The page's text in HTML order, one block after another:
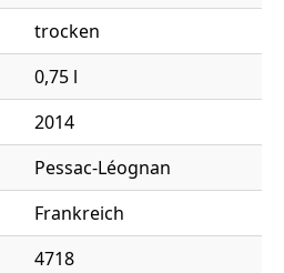
trocken
0,75 l
2014
Pessac-Léognan
Frankreich
4718